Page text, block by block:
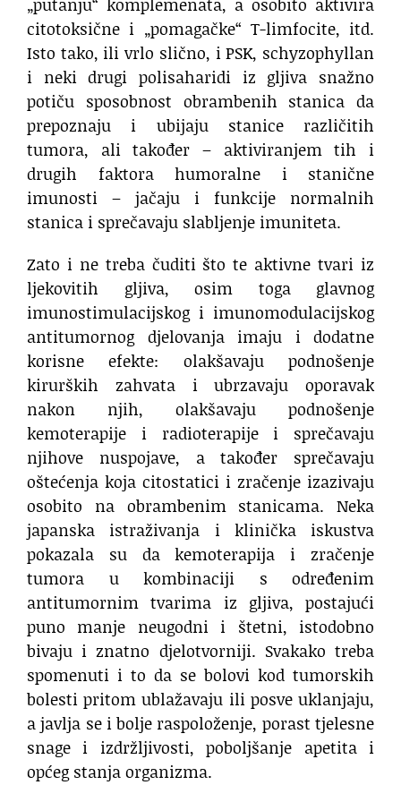
„putanju“ komplemenata, a osobito aktivira
citotoksične i „pomagačke“ T-limfocite, itd.
Isto tako, ili vrlo slično, i PSK, schyzophyllan
i neki drugi polisaharidi iz gljiva snažno
potiču sposobnost obrambenih stanica da
prepoznaju i ubijaju stanice različitih
tumora, ali također – aktiviranjem tih i
drugih faktora humoralne i stanične
imunosti – jačaju i funkcije normalnih
stanica i sprečavaju slabljenje imuniteta.
Zato i ne treba čuditi što te aktivne tvari iz
ljekovitih gljiva, osim toga glavnog
imunostimulacijskog i imunomodulacijskog
antitumornog djelovanja imaju i dodatne
korisne efekte: olakšavaju podnošenje
kirurških zahvata i ubrzavaju oporavak
nakon njih, olakšavaju podnošenje
kemoterapije i radioterapije i sprečavaju
njihove nuspojave, a također sprečavaju
oštećenja koja citostatici i zračenje izazivaju
osobito na obrambenim stanicama. Neka
japanska istraživanja i klinička iskustva
pokazala su da kemoterapija i zračenje
tumora u kombinaciji s određenim
antitumornim tvarima iz gljiva, postajući
puno manje neugodni i štetni, istodobno
bivaju i znatno djelotvorniji. Svakako treba
spomenuti i to da se bolovi kod tumorskih
bolesti pritom ublažavaju ili posve uklanjaju,
a javlja se i bolje raspoloženje, porast tjelesne
snage i izdržljivosti, poboljšanje apetita i
općeg stanja organizma.